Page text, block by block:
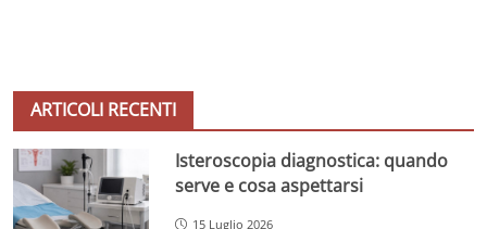
ARTICOLI RECENTI
Isteroscopia diagnostica: quando
serve e cosa aspettarsi
15 Luglio 2026